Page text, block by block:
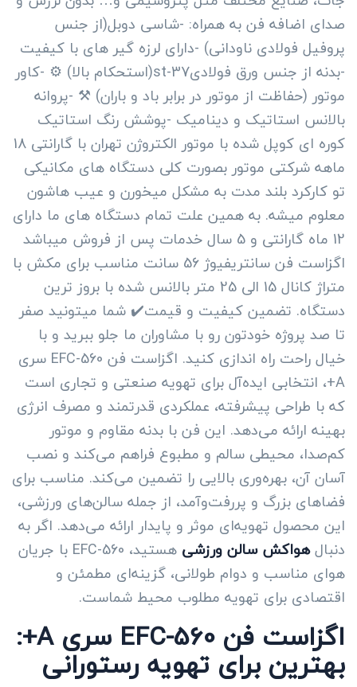
صدای اضافه فن به همراه: -شاسی دوبل(از جنس
پروفیل فولادی ناودانی) -دارای لرزه گیر های با کیفیت
-بدنه از جنس ورق فولادیst-37(استحکام بالا) ⚙️ -کاور
موتور (حفاظت از موتور در برابر باد و باران) ⚒️ -پروانه
بالانس استاتیک و دینامیک -پوشش رنگ استاتیک
کوره ای کوپل شده با موتور الکتروژن تهران با گارانتی 18
ماهه شرکتی موتور بصورت کلی دستگاه های مکانیکی
تو کارکرد بلند مدت به مشکل میخورن و عیب هاشون
معلوم میشه. به همین علت تمام دستگاه های ما دارای
12 ماه گارانتی و 5 سال خدمات پس از فروش میباشد
اگزاست فن سانتریفیوژ 56 سانت مناسب برای مکش با
متراژ کانال 15 الی 25 متر بالانس شده با بروز ترین
دستگاه. تضمین کیفیت و قیمت✔️ شما میتونید صفر
تا صد پروژه خودتون رو با مشاوران ما جلو ببرید و با
خیال راحت راه اندازی کنید. اگزاست فن EFC-560 سری
A+، انتخابی ایده‌آل برای تهویه صنعتی و تجاری است
که با طراحی پیشرفته، عملکردی قدرتمند و مصرف انرژی
بهینه ارائه می‌دهد. این فن با بدنه مقاوم و موتور
کم‌صدا، محیطی سالم و مطبوع فراهم می‌کند و نصب
آسان آن، بهره‌وری بالایی را تضمین می‌کند. مناسب برای
فضاهای بزرگ و پررفت‌وآمد، از جمله سالن‌های ورزشی،
این محصول تهویه‌ای موثر و پایدار ارائه می‌دهد. اگر به
دنبالهواکش سالن ورزشی
هستید، EFC-560 با جریان
هوای مناسب و دوام طولانی، گزینه‌ای مطمئن و
اقتصادی برای تهویه مطلوب محیط شماست.
اگزاست فن EFC-560 سری A+:
بهترین برای تهویه رستورانی